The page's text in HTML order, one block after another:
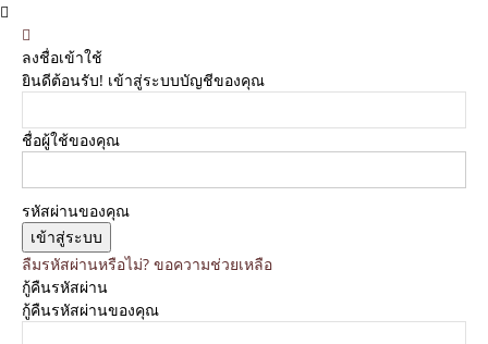
ลงชื่อเข้าใช้
ยินดีต้อนรับ! เข้าสู่ระบบบัญชีของคุณ
ชื่อผู้ใช้ของคุณ
รหัสผ่านของคุณ
ลืมรหัสผ่านหรือไม่? ขอความช่วยเหลือ
กู้คืนรหัสผ่าน
กู้คืนรหัสผ่านของคุณ